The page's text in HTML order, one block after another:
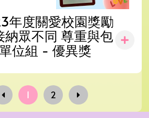
年度關愛校園獎勵
納眾不同 尊重與包
位組 - 優異獎
1 2